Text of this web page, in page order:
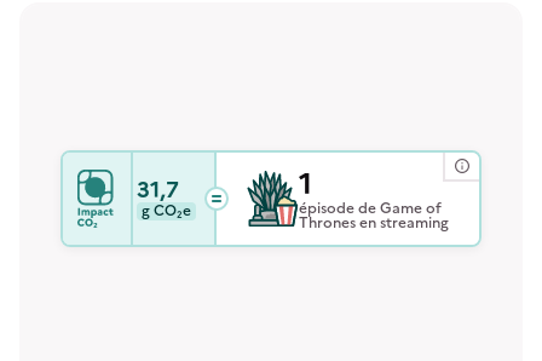
31,7
gCO₂e
1
épisode de Game of
Thrones en streaming